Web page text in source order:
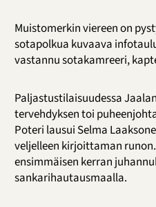
Muistomerkin viereen on
sotapolkua kuvaava
vastannu sotakamreeri,
Paljastustilaisuudessa
tervehdyksen toi
Poteri lausui Selma
veljelleen kirjoittaman
ensimmäisen kerran
sankarihautausmaalla.